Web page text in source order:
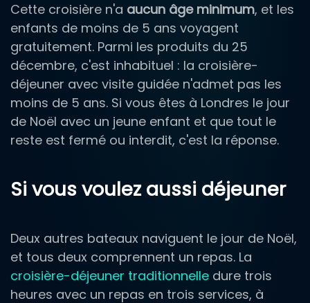
Cette croisière n'a aucun âge minimum, et les
enfants de moins de 5 ans voyagent
gratuitement. Parmi les produits du 25
décembre, c'est inhabituel : la croisière-
déjeuner avec visite guidée n'admet pas les
moins de 5 ans. Si vous êtes à Londres le jour
de Noël avec un jeune enfant et que tout le
reste est fermé ou interdit, c'est la réponse.
Si vous voulez aussi déjeuner
Deux autres bateaux naviguent le jour de Noël,
et tous deux comprennent un repas. La
croisière-déjeuner traditionnelle dure trois
heures avec un repas en trois services, à